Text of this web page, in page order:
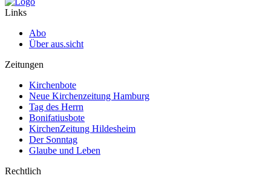
Links
Abo
Über aus.sicht
Zeitungen
Kirchenbote
Neue Kirchenzeitung Hamburg
Tag des Herrn
Bonifatiusbote
KirchenZeitung Hildesheim
Der Sonntag
Glaube und Leben
Rechtlich